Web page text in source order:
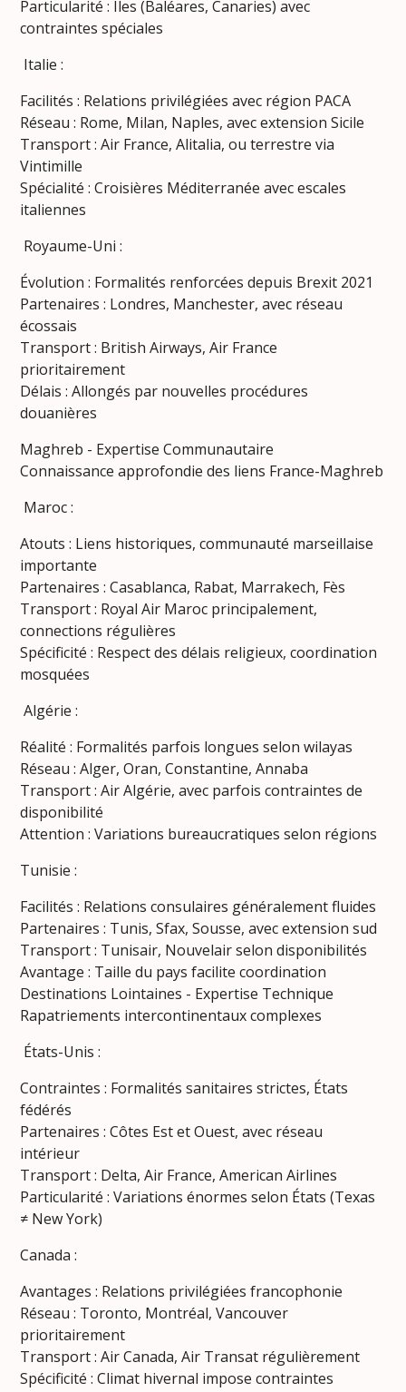
Particularité : Îles (Baléares, Canaries) avec
contraintes spéciales
Italie :
Facilités : Relations privilégiées avec région PACA
Réseau : Rome, Milan, Naples, avec extension Sicile
Transport : Air France, Alitalia, ou terrestre via
Vintimille
Spécialité : Croisières Méditerranée avec escales
italiennes
Royaume-Uni :
Évolution : Formalités renforcées depuis Brexit 2021
Partenaires : Londres, Manchester, avec réseau
écossais
Transport : British Airways, Air France
prioritairement
Délais : Allongés par nouvelles procédures
douanières
Maghreb - Expertise Communautaire
Connaissance approfondie des liens France-Maghreb
Maroc :
Atouts : Liens historiques, communauté marseillaise
importante
Partenaires : Casablanca, Rabat, Marrakech, Fès
Transport : Royal Air Maroc principalement,
connections régulières
Spécificité : Respect des délais religieux, coordination
mosquées
Algérie :
Réalité : Formalités parfois longues selon wilayas
Réseau : Alger, Oran, Constantine, Annaba
Transport : Air Algérie, avec parfois contraintes de
disponibilité
Attention : Variations bureaucratiques selon régions
Tunisie :
Facilités : Relations consulaires généralement fluides
Partenaires : Tunis, Sfax, Sousse, avec extension sud
Transport : Tunisair, Nouvelair selon disponibilités
Avantage : Taille du pays facilite coordination
Destinations Lointaines - Expertise Technique
Rapatriements intercontinentaux complexes
États-Unis :
Contraintes : Formalités sanitaires strictes, États
fédérés
Partenaires : Côtes Est et Ouest, avec réseau
intérieur
Transport : Delta, Air France, American Airlines
Particularité : Variations énormes selon États (Texas
≠ New York)
Canada :
Avantages : Relations privilégiées francophonie
Réseau : Toronto, Montréal, Vancouver
prioritairement
Transport : Air Canada, Air Transat régulièrement
Spécificité : Climat hivernal impose contraintes